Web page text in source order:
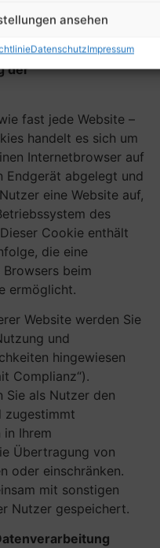
ansehen
DatenschutzImpressum
der
fast jede Website –
handelt es sich um
Internetbrowser auf
Endgerät abgelegt und
eine Website auf,
des
Cookie enthält
die eine
beim
ermöglicht.
Website werden Sie
und
hingewiesen
Complianz“).
Sie als Nutzer den
zugestimmt
in Ihrem
Übertragung von
oder einschränken.
mit sonstigen
Nutzer gespeichert.